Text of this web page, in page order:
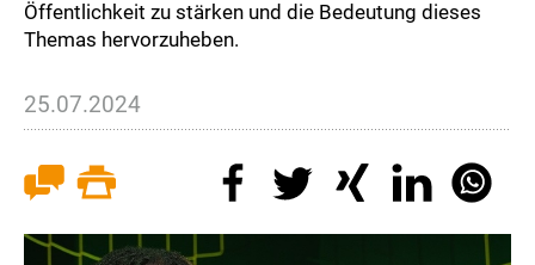
Öffentlichkeit zu stärken und die Bedeutung dieses
Themas hervorzuheben.
25.07.2024